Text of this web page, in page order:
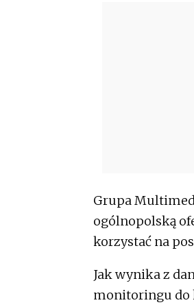
Grupa
ogólnopolską
korzystać na
Jak wynika z
monitoringu do